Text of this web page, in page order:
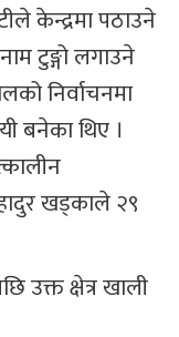
केन्द्रमा पठाउने
टुङ्गो लगाउने
निर्वाचनमा
बनेका थिए ।
खड्काले २९
उक्त क्षेत्र खाली